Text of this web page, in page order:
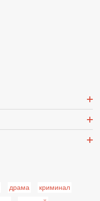
драма
криминал